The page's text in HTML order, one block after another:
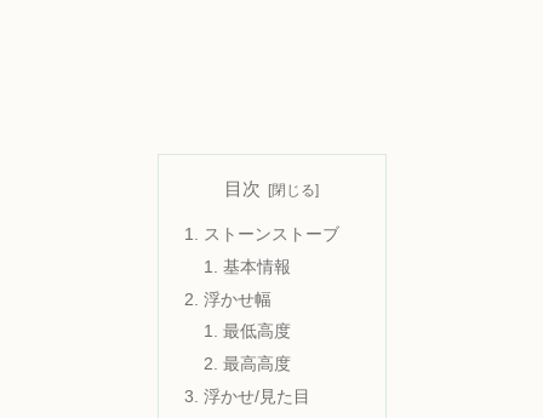
目次
ストーンストーブ
基本情報
浮かせ幅
最低高度
最高高度
浮かせ/見た目